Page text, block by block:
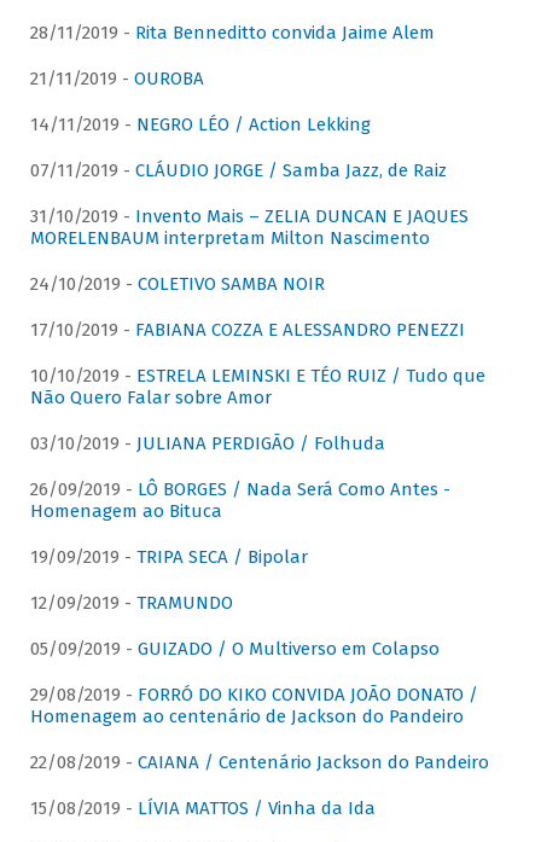
28/11/2019 - Rita Benneditto convida Jaime Alem
21/11/2019 - OUROBA
14/11/2019 - NEGRO LÉO / Action Lekking
07/11/2019 - CLÁUDIO JORGE / Samba Jazz, de Raiz
31/10/2019 - Invento Mais – ZELIA DUNCAN E JAQUES
MORELENBAUM interpretam Milton Nascimento
24/10/2019 - COLETIVO SAMBA NOIR
17/10/2019 - FABIANA COZZA E ALESSANDRO PENEZZI
10/10/2019 - ESTRELA LEMINSKI E TÉO RUIZ / Tudo que
Não Quero Falar sobre Amor
03/10/2019 - JULIANA PERDIGÃO / Folhuda
26/09/2019 - LÔ BORGES / Nada Será Como Antes -
Homenagem ao Bituca
19/09/2019 - TRIPA SECA / Bipolar
12/09/2019 - TRAMUNDO
05/09/2019 - GUIZADO / O Multiverso em Colapso
29/08/2019 - FORRÓ DO KIKO CONVIDA JOÃO DONATO /
Homenagem ao centenário de Jackson do Pandeiro
22/08/2019 - CAIANA / Centenário Jackson do Pandeiro
15/08/2019 - LÍVIA MATTOS / Vinha da Ida